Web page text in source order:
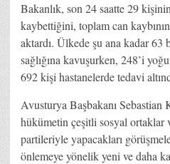
Bakanlık, son 24 saatte 29
kaybettiğini, toplam can
aktardı. Ülkede şu ana kadar
sağlığına kavuşurken, 248’i
692 kişi hastanelerde tedavi
Avusturya Başbakanı Sebastian
hükümetin çeşitli sosyal ortaklar
partileriyle yapacakları
önlemeye yönelik yeni ve daha